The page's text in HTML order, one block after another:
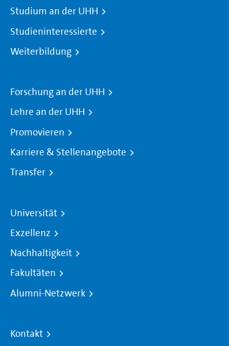
Studium an der UHH
Studieninteressierte
Weiterbildung
Forschung an der UHH
Lehre an der UHH
Promovieren
Karriere & Stellenangebote
Transfer
Universität
Exzellenz
Nachhaltigkeit
Fakultäten
Alumni-Netzwerk
Kontakt